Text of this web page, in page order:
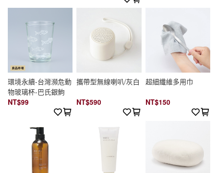
環境永續-台灣瀕危動
物玻璃杯-巴氏銀鮈
NT$99
攜帶型無線喇叭/灰白
NT$590
超細纖維多用巾
NT$150